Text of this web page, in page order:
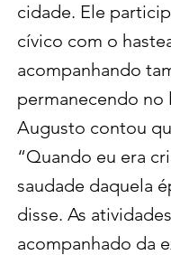
cidade. Ele
cívico com o
acompanhando
permanecendo no
Augusto contou
“Quando eu era
saudade daquela
disse. As
acompanhado da